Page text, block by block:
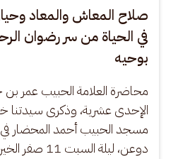
صلاح المعاش والمعاد
في الحياة من سر رضوان
بوحيه
محاضرة العلامة الحبيب عمر
الإحدى عشرية، وذكرى سيدتنا
مسجد الحبيب أحمد المحضار في
دوعن، ليلة السبت 11 صفر الخير 1448هـ